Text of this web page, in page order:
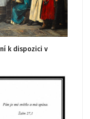
k dispozici v